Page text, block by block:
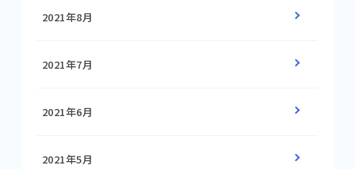
2021年8月
2021年7月
2021年6月
2021年5月